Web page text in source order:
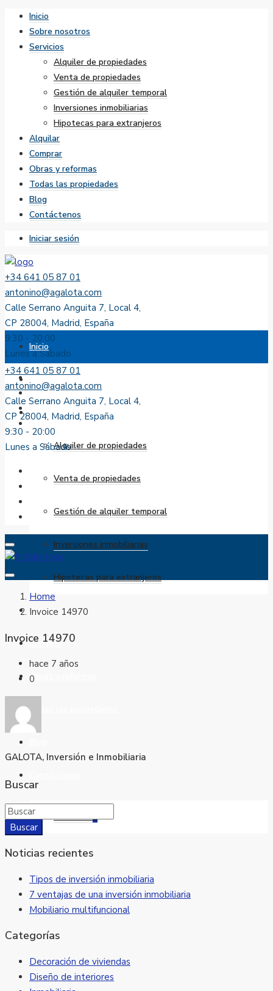
Inicio
Sobre nosotros
Servicios
Alquiler de propiedades
Venta de propiedades
Gestión de alquiler temporal
Inversiones inmobiliarias
Hipotecas para extranjeros
Alquilar
Comprar
Obras y reformas
Todas las propiedades
Blog
Contáctenos
Iniciar sesión
+34 641 05 87 01
antonino@agalota.com
Calle Serrano Anguita 7, Local 4,
CP 28004, Madrid, España
9:30 - 20:00
Lunes a Sábado
Inicio
Sobre nosotros
Servicios
Alquiler de propiedades
Venta de propiedades
Gestión de alquiler temporal
Inversiones inmobiliarias
Hipotecas para extranjeros
Alquilar
Comprar
Obras y reformas
Todas las propiedades
Favoritos0
+34 641 05 87 01
antonino@agalota.com
Calle Serrano Anguita 7, Local 4,
CP 28004, Madrid, España
9:30 - 20:00
Lunes a Sábado
Home
Invoice 14970
Invoice 14970
hace 7 años
0
GALOTA, Inversión e Inmobiliaria
Buscar
Buscar
Noticias recientes
Tipos de inversión inmobiliaria
7 ventajas de una inversión inmobiliaria
Mobiliario multifuncional
Categorías
Decoración de viviendas
Diseño de interiores